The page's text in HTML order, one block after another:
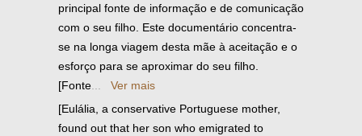
principal fonte de informação e de comunicação
com o seu filho. Este documentário concentra-
se na longa viagem desta mãe à aceitação e o
esforço para se aproximar do seu filho.
[Fonte
Ver mais
[Eulália, a conservative Portuguese mother,
found out that her son who emigrated to